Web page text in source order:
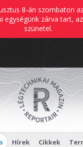
8-án szombaton
egységünk zárva tart,
szünetel.
Hírek Cikkek